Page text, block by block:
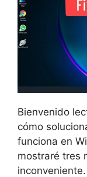
Bienvenido
cómo
funciona en
mostraré tres
inconveniente.